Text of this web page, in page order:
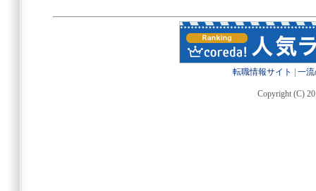
転職情報サイト 一
Copyright (C)